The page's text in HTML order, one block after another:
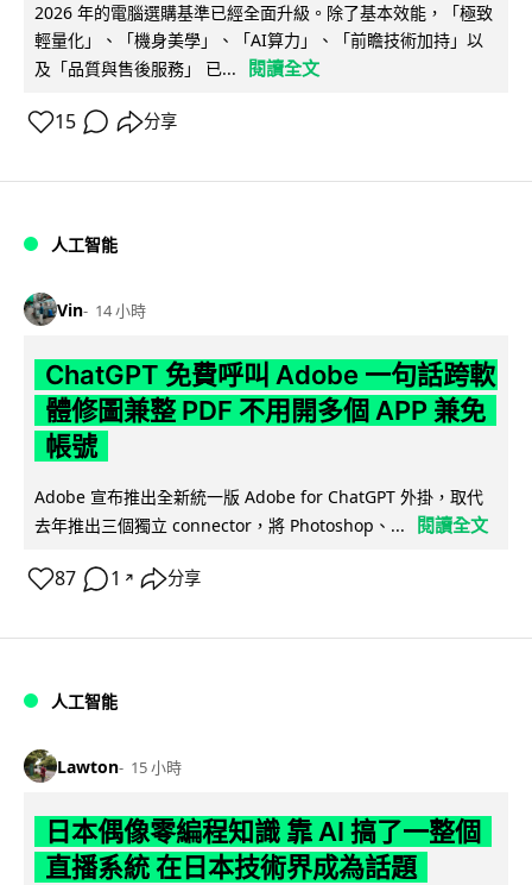
2026 年的電腦選購基準已經全面升級。除了基本效能，「極致
輕量化」、「機身美學」、「AI算力」、「前瞻技術加持」以
及「品質與售後服務」 已...
閱讀全文
15 分享
人工智能
Vin 14 小時
ChatGPT 免費呼叫 Adobe 一句話跨軟
體修圖兼整 PDF 不用開多個 APP 兼免
帳號
Adobe 宣布推出全新統一版 Adobe for ChatGPT 外掛，取代
去年推出三個獨立 connector，將 Photoshop、...
閱讀全文
87 1 ↗ 分享
人工智能
Lawton 15 小時
日本偶像零編程知識 靠 AI 搞了一整個
直播系統 在日本技術界成為話題